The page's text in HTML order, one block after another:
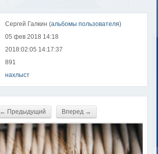
Сергей Галкин (альбомы пользователя)
05 фев 2018 14:18
2018:02:05 14:17:37
891
нахлыст
← Предыдущий Вперед →